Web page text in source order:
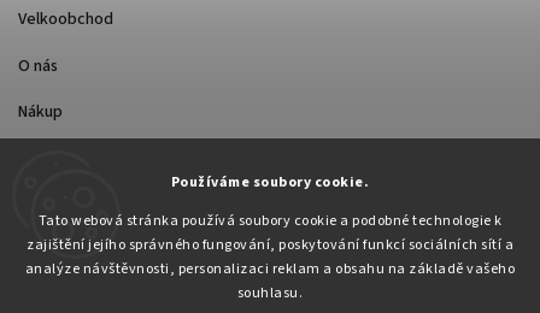
Používáme soubory cookie.
Tato webová stránka používá soubory cookie a podobné technologie k
zajištění jejího správného fungování, poskytování funkcí sociálních sítí a
analýze návštěvnosti, personalizaci reklam a obsahu na základě vašeho
souhlasu.
Velkoobchod
O nás
Nákup